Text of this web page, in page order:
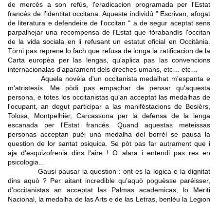
de mercés a son refús, l'eradicacion programada per l'Estat
francés de l'identitat occitana. Aqueste individú " Escrivan, afogat
de literatura e defendeire de l'occitan " a de segur aceptat sens
parpalhejar una recompensa de l'Estat que fòrabandís l'occitan
de la vida sociala en li refusant un estatut oficial en Occitània.
Tòrni pas reprene lo fach que refusa de longa la ratificacion de la
Carta europèa per las lengas, qu'aplica pas las convencions
internacionalas d'aparament dels dreches umans, etc… etc…
Aquela novèla d'un occitanista medalhat m'espanta e
m'atristesís. Me pòdi pas empachar de pensar qu'aquesta
persona, e totes los occitanistas qu'an acceptat las medalhas de
l'ocupant, an degut participar a las manifèstacions de Besièrs,
Tolosa, Montpelhièr, Carcassona per la defensa de la lenga
escanada per l'Estat francés. Quand aquestas meteissas
personas acceptan puèi una medalha del borrèl se pausa la
question de lor santat psiquica. Se pòt pas far autrament que i
aja d'esquizofrenia dins l'aire ! O alara i entendi pas res en
psicologia…
Gausi pausar la question : ont es la logica e la dignitat
dins aquò ? Per aitant incredible qu'aquò poguèsse paréisser,
d'occitanistas an acceptat las Palmas academicas, lo Meriti
Nacional, la medalha de las Arts e de las Letras, benlèu la Legion